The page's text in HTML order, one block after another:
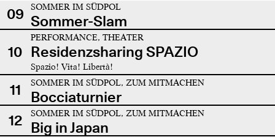
09
SOMMER IM SÜDPOL
Sommer-Slam
10
PERFORMANCE, THEATER
Residenzsharing SPAZIO
Spazio! Vita! Libertà!
11 SOMMER IM SÜDPOL, ZUM MITMACHEN
Bocciaturnier
12
SOMMER IM SÜDPOL, ZUM MITMACHEN
Big in Japan